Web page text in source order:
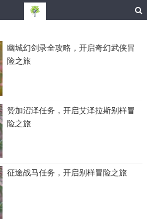
幽城幻剑录全攻略，开启奇幻武侠冒
险之旅
赞加沼泽任务，开启艾泽拉斯别样冒
险之旅
征途战马任务，开启别样冒险之旅